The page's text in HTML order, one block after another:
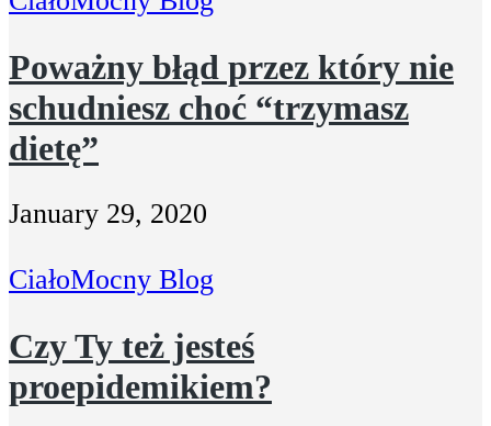
Poważny błąd przez który nie
schudniesz choć “trzymasz
dietę”
January 29, 2020
CiałoMocny Blog
Czy Ty też jesteś
proepidemikiem?